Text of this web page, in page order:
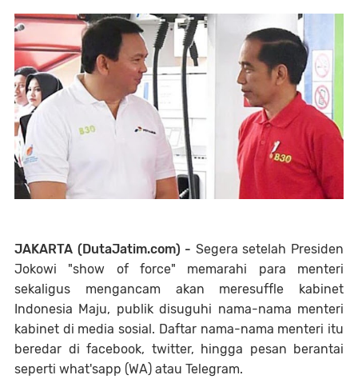
JAKARTA (DutaJatim.com) - Segera setelah Presiden
Jokowi "show of force" memarahi para menteri
sekaligus mengancam akan meresuffle kabinet
Indonesia Maju, publik disuguhi nama-nama menteri
kabinet di media sosial. Daftar nama-nama menteri itu
beredar di facebook, twitter, hingga pesan berantai
seperti what'sapp (WA) atau Telegram.